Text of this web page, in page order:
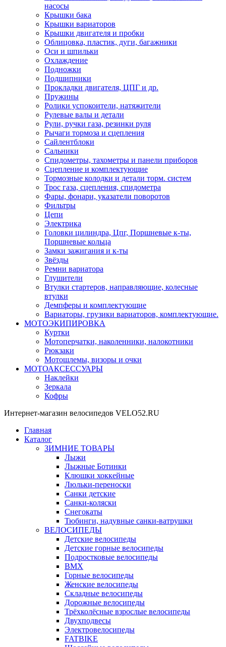
насосы
Крышки бака
Крышки вариаторов
Крышки двигателя и пробки
Облицовка, пластик, дуги, багажники
Оси и шпильки
Охлаждение
Подножки
Подшипники
Прокладки двигателя, ЦПГ и др.
Пружины
Ролики успокоители, натяжители
Рулевые валы и детали
Рули, ручки газа, резинки руля
Рычаги тормоза и сцепления
Сайлентблоки
Сальники
Спидометры, тахометры и панели приборов
Сцепление и комплектующие
Тормозные колодки и детали торм. систем
Трос газа, сцепления, спидометра
Фары, фонари, указатели поворотов
Фильтры
Цепи
Электрика
Головки цилиндра, Цпг, Поршневые к-ты,
Поршневые кольца
Замки зажигания и к-ты
Звёзды
Ремни вариатора
Глушители
Втулки стартеров, направляющие, колесные
втулки
Демпферы и комплектующие
Вариаторы, грузики вариаторов, комплектующие.
МОТОЭКИПИРОВКА
Куртки
Мотоперчатки, наколенники, налокотники
Рюкзаки
Мотошлемы, визоры и очки
МОТОАКСЕССУАРЫ
Наклейки
Зеркала
Кофры
Интернет-магазин велосипедов VELO52.RU
Главная
Каталог
ЗИМНИЕ ТОВАРЫ
Лыжи
Лыжные Ботинки
Клюшки хоккейные
Люльки-переноски
Санки детские
Санки-коляски
Снегокаты
Тюбинги, надувные санки-ватрушки
ВЕЛОСИПЕДЫ
Детские велосипеды
Детские горные велосипеды
Подростковые велосипеды
BMX
Горные велосипеды
Женские велосипеды
Складные велосипеды
Дорожные велосипеды
Трёхколёсные взрослые велосипеды
Двухподвесы
Электровелосипеды
FATBIKE